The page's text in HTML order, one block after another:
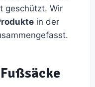
geschützt. Wir
in der